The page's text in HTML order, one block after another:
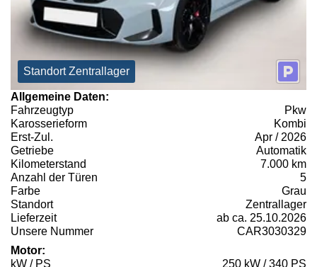
Standort Zentrallager
Allgemeine Daten:
Fahrzeugtyp
Pkw
Karosserieform
Kombi
Erst-Zul.
Apr / 2026
Getriebe
Automatik
Kilometerstand
7.000 km
Anzahl der Türen
5
Farbe
Grau
Standort
Zentrallager
Lieferzeit
ab ca. 25.10.2026
Unsere Nummer
CAR3030329
Motor:
kW / PS
250 kW / 340 PS